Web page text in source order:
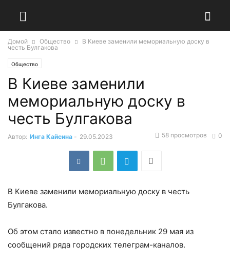
Домой Общество
В Киеве заменили мемориальную доску в
честь Булгакова
Общество
В Киеве заменили
мемориальную доску в
честь Булгакова
Автор: Инга Кайсина - 29.05.2023 0
58 просмотров
В Киеве заменили мемориальную доску в честь
Булгакова.
Об этом стало известно в понедельник 29 мая из
сообщений ряда городских телеграм-каналов.